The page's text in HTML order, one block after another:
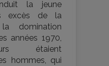
la jeune
excès de la
domination
années 1970,
étaient
hommes, qui